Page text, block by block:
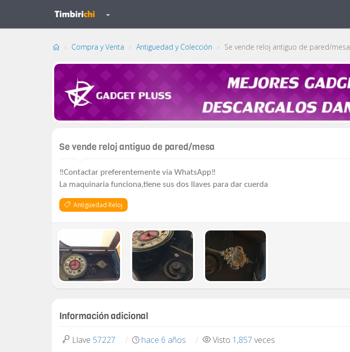
Compra y Venta Antiguedad y Colección Se vende reloj antiguo de pared/mesa
Se vende reloj antiguo de pared/mesa
‼️Contactar preferentemente vía WhatsApp‼️
La maquinaria funciona,tiene sus dos llaves para dar cuerda
Antigüedad Reloj
Información adicional
Llave 57227 hace 6 años Visto 1,857 veces